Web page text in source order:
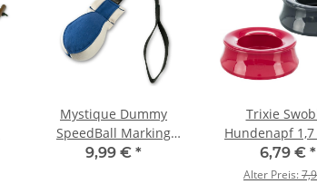
Mystique Dummy
SpeedBall Marking
150g weiß / blau
9,99 € *
Trixie
Hundenapf
cm
6,79 € *
Alter Preis: